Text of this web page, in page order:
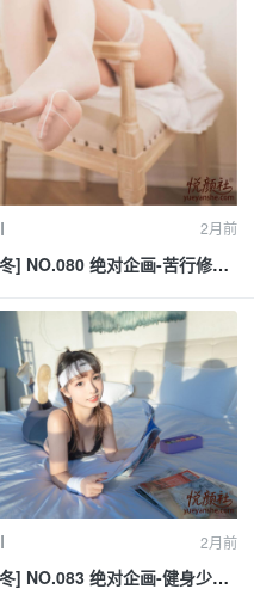
2月前
] NO.080 绝对企画-苦行修女
2月前
] NO.083 绝对企画-健身少女